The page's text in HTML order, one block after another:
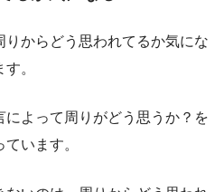
からどう思われてるか気にな
。
よって周りがどう思うか？を
います。